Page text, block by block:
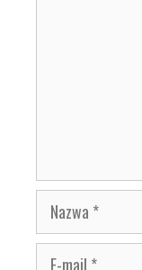
Nazwa
E-